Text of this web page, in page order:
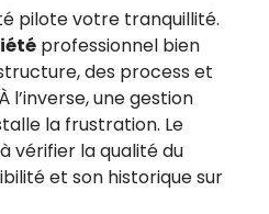
pilote votre tranquillité.
professionnel bien
des process et
l’inverse, une gestion
la frustration. Le
vérifier la qualité du
et son historique sur